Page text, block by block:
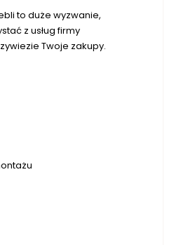
to duże wyzwanie,
z usług firmy
Twoje zakupy.